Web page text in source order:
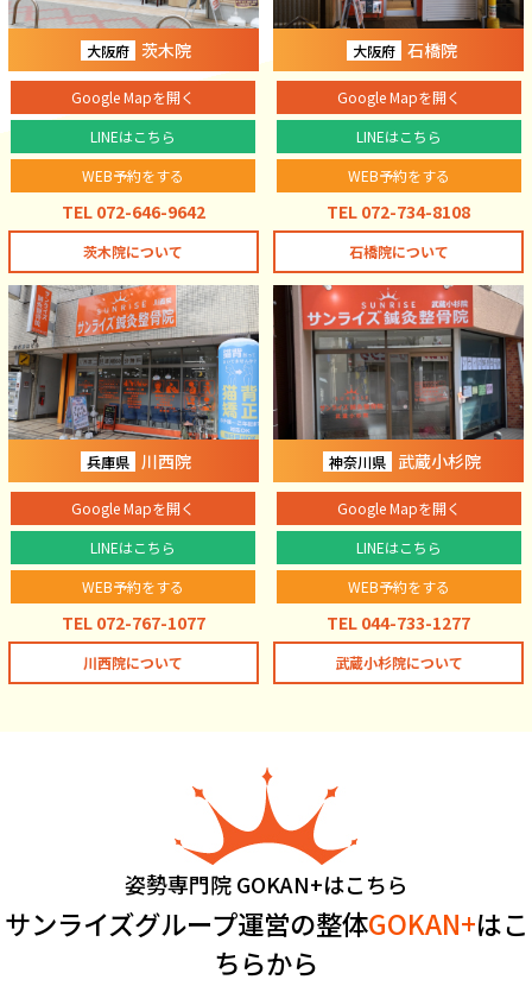
大阪府 茨木院
Google Mapを開く
LINEはこちら
WEB予約をする
TEL 072-646-9642
茨木院について
大阪府 石橋院
Google Mapを開く
LINEはこちら
WEB予約をする
TEL 072-734-8108
石橋院について
兵庫県 川西院
Google Mapを開く
LINEはこちら
WEB予約をする
TEL 072-767-1077
川西院について
神奈川県 武蔵小杉院
Google Mapを開く
LINEはこちら
WEB予約をする
TEL 044-733-1277
武蔵小杉院について
姿勢専門院 GOKAN+はこちら
サンライズグループ運営の整体GOKAN+はこ
ちらから